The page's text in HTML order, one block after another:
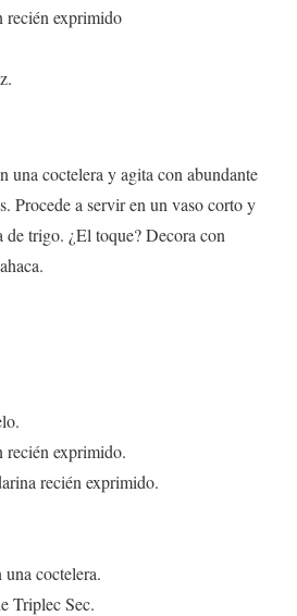
recién exprimido
una coctelera y agita con abundante
Procede a servir en un vaso corto y
de trigo. ¿El toque? Decora con
exprimido.
recién exprimido.
coctelera.
Triplec Sec.